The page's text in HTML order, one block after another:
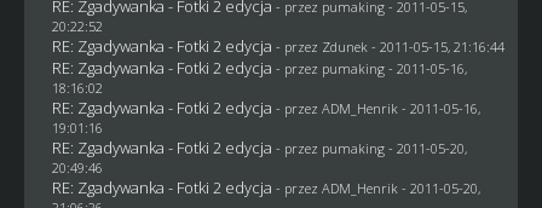
RE: Zgadywanka - Fotki 2 edycja - przez pumaking- 2011-05-15,
20:22:52
RE: Zgadywanka - Fotki 2 edycja - przez Zdunek - 2011-05-15, 21:16:44
RE: Zgadywanka - Fotki 2 edycja - przez pumaking- 2011-05-16,
18:16:02
RE: Zgadywanka - Fotki 2 edycja - przez ADM_Henrik - 2011-05-16,
19:01:16
RE: Zgadywanka - Fotki 2 edycja - przez pumaking- 2011-05-20,
20:49:46
RE: Zgadywanka - Fotki 2 edycja - przez ADM_Henrik - 2011-05-20,